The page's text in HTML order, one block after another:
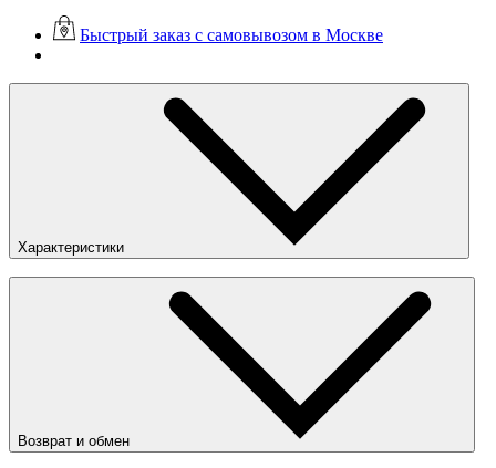
Быстрый заказ с самовывозом в Москве
Характеристики
Вьетнам
Текстиль, резина
Возврат и обмен